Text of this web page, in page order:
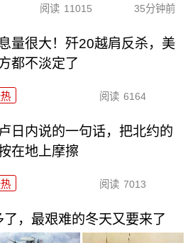
阅读 11015 35分钟前
量很大！歼20越肩反杀，美
都不淡定了
阅读 6164
日内说的一句话，把北约的
在地上摩擦
阅读 7013
，最艰难的冬天又要来了